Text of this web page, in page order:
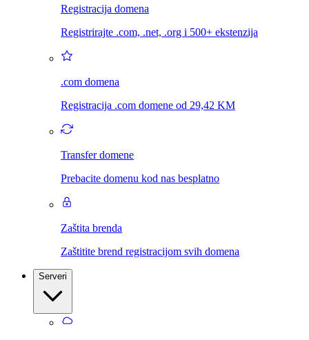
Registracija domena
Registrirajte .com, .net, .org i 500+ ekstenzija
.com domena
Registracija .com domene od 29,42 KM
Transfer domene
Prebacite domenu kod nas besplatno
Zaštita brenda
Zaštitite brend registracijom svih domena
Serveri